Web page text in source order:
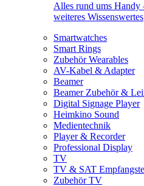
Alles rund ums Handy
weiteres Wissenswertes
Smartwatches
Smart Rings
Zubehör Wearables
AV-Kabel & Adapter
Beamer
Beamer Zubehör &
Digital Signage Player
Heimkino Sound
Medientechnik
Player & Recorder
Professional Display
TV
TV & SAT
Zubehör TV